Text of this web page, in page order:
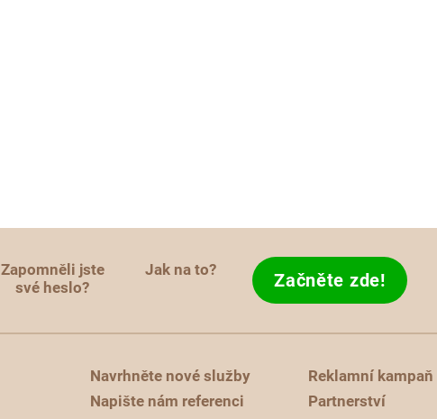
Zapomněli jste
své heslo?
Jak na to? Začněte zde!
Navrhněte nové služby
Napište nám referenci
Reklamní kampaň
Partnerství